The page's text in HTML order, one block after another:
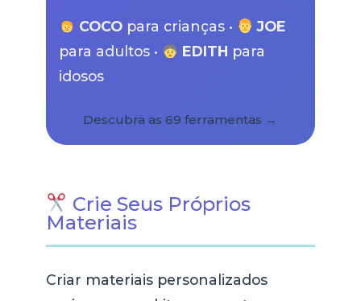
COCOpara crianças •
JOE
para adultos •
EDITH para
idosos
Descubra as 69 ferramentas →
Crie Seus Próprios
Materiais
Criar materiais personalizados